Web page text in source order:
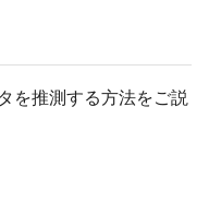
を推測する方法をご説